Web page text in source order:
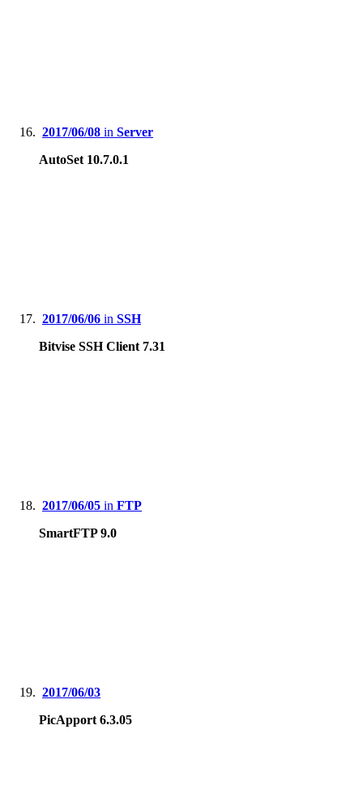
2017/06/08 in Server
AutoSet 10.7.0.1
2017/06/06 in SSH
Bitvise SSH Client 7.31
2017/06/05 in FTP
SmartFTP 9.0
2017/06/03
PicApport 6.3.05